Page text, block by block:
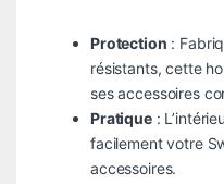
Protection :
résistants, cette
ses accessoires
Pratique:
facilement votre
accessoires.